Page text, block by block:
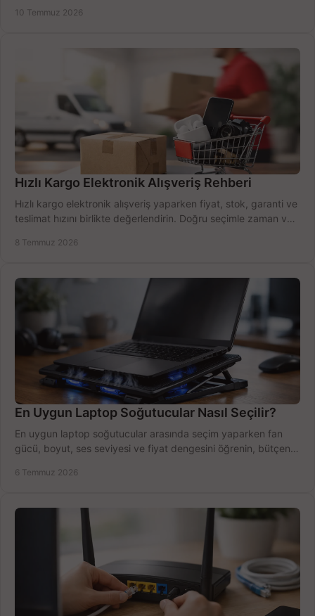
10 Temmuz 2026
Hızlı Kargo Elektronik Alışveriş Rehberi
Hızlı kargo elektronik alışveriş yaparken fiyat, stok, garanti ve
teslimat hızını birlikte değerlendirin. Doğru seçimle zaman ve
8 Temmuz 2026
En Uygun Laptop Soğutucular Nasıl Seçilir?
En uygun laptop soğutucular arasında seçim yaparken fan
gücü, boyut, ses seviyesi ve fiyat dengesini öğrenin, bütçenizi
6 Temmuz 2026